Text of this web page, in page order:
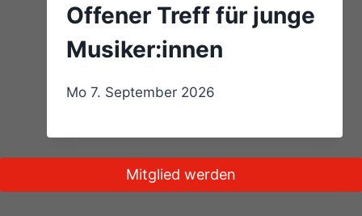
Offener Treff für junge
Musiker:innen
Mo 7. September 2026
Mitglied werden